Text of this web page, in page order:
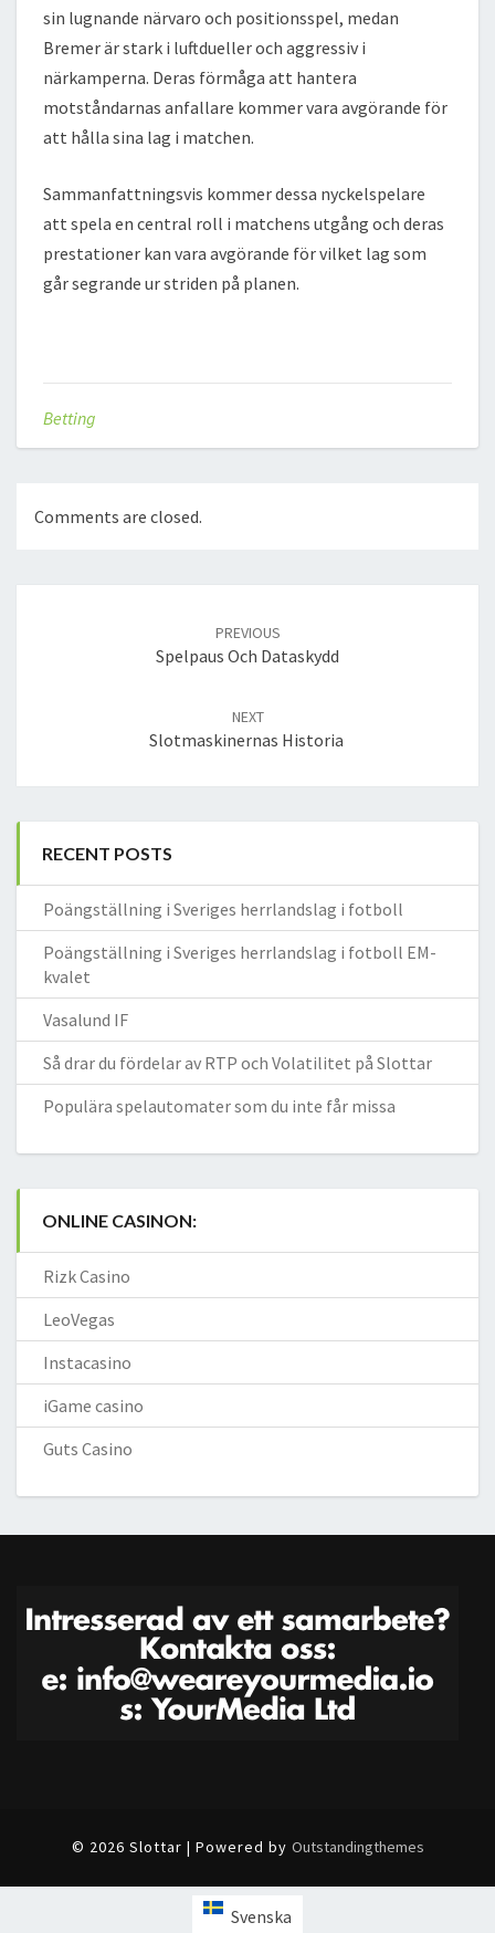
sin lugnande närvaro och positionsspel, medan
Bremer är stark i luftdueller och aggressiv i
närkamperna. Deras förmåga att hantera
motståndarnas anfallare kommer vara avgörande för
att hålla sina lag i matchen.
Sammanfattningsvis kommer dessa nyckelspelare
att spela en central roll i matchens utgång och deras
prestationer kan vara avgörande för vilket lag som
går segrande ur striden på planen.
Betting
Comments are closed.
PREVIOUS
Spelpaus Och Dataskydd
NEXT
Slotmaskinernas Historia
RECENT POSTS
Poängställning i Sveriges herrlandslag i fotboll
Poängställning i Sveriges herrlandslag i fotboll EM-
kvalet
Vasalund IF
Så drar du fördelar av RTP och Volatilitet på Slottar
Populära spelautomater som du inte får missa
ONLINE CASINON:
Rizk Casino
LeoVegas
Instacasino
iGame casino
Guts Casino
© 2026 Slottar | Powered by Outstandingthemes
Svenska